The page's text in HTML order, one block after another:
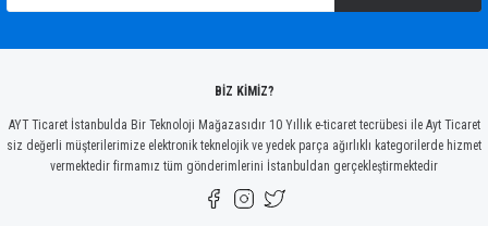
Gönder
BİZ KİMİZ?
AYT Ticaret İstanbulda Bir Teknoloji Mağazasıdır 10 Yıllık e-ticaret tecrübesi ile Ayt Ticaret
siz değerli müşterilerimize elektronik teknelojik ve yedek parça ağırlıklı kategorilerde hizmet
vermektedir firmamız tüm gönderimlerini İstanbuldan gerçekleştirmektedir